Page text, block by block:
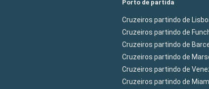
Porto de partida
Cruzeiros partindo de
Cruzeiros partindo de
Cruzeiros partindo de
Cruzeiros partindo de
Cruzeiros partindo de
Cruzeiros partindo de Miam